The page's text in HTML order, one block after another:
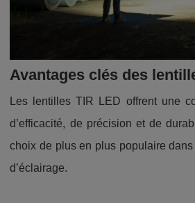
Avantages clés des
Les lentilles TIR LED offrent une
d’efficacité, de précision et de
choix de plus en plus populaire
d’éclairage.